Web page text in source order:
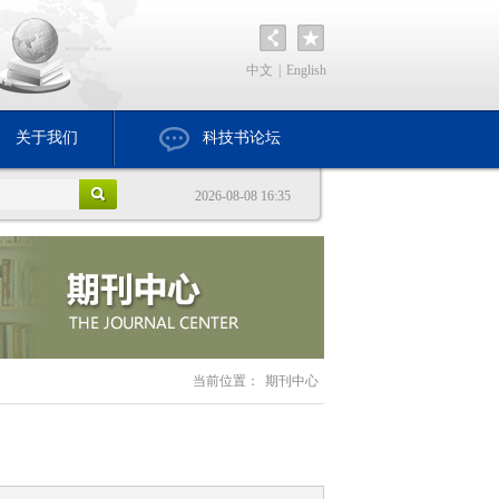
中文 English
关于我们 科技书论坛
2026-08-08 16:35
当前位置： 期刊中心